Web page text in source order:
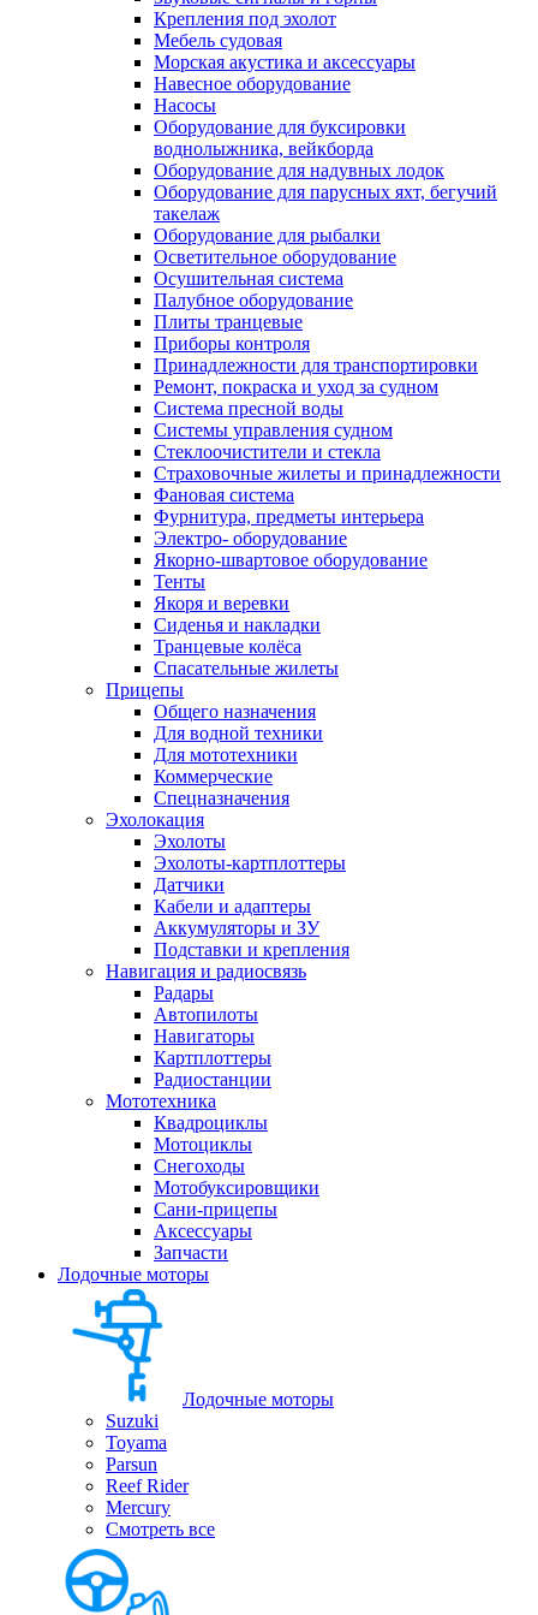
Крепления под эхолот
Мебель судовая
Морская акустика и аксессуары
Навесное оборудование
Насосы
Оборудование для буксировки
воднолыжника, вейкборда
Оборудование для надувных лодок
Оборудование для парусных яхт, бегучий
такелаж
Оборудование для рыбалки
Осветительное оборудование
Осушительная система
Палубное оборудование
Плиты транцевые
Приборы контроля
Принадлежности для транспортировки
Ремонт, покраска и уход за судном
Система пресной воды
Системы управления судном
Стеклоочистители и стекла
Страховочные жилеты и принадлежности
Фановая система
Фурнитура, предметы интерьера
Электро- оборудование
Якорно-швартовое оборудование
Тенты
Якоря и веревки
Сиденья и накладки
Транцевые колёса
Спасательные жилеты
Прицепы
Общего назначения
Для водной техники
Для мототехники
Коммерческие
Спецназначения
Эхолокация
Эхолоты
Эхолоты-картплоттеры
Датчики
Кабели и адаптеры
Аккумуляторы и ЗУ
Подставки и крепления
Навигация и радиосвязь
Радары
Автопилоты
Навигаторы
Картплоттеры
Радиостанции
Мототехника
Квадроциклы
Мотоциклы
Снегоходы
Мотобуксировщики
Сани-прицепы
Аксессуары
Запчасти
Лодочные моторы
Лодочные моторы
Suzuki
Toyama
Parsun
Reef Rider
Mercury
Смотреть все